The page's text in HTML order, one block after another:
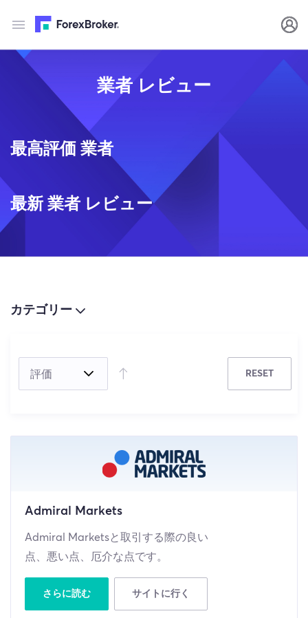
業者 レビュー
最高評価 業者
最新 業者 レビュー
カテゴリー
RESET
Admiral Markets
Admiral Marketsと取引する際の良い
点、悪い点、厄介な点です。
さらに読む サイトに行く